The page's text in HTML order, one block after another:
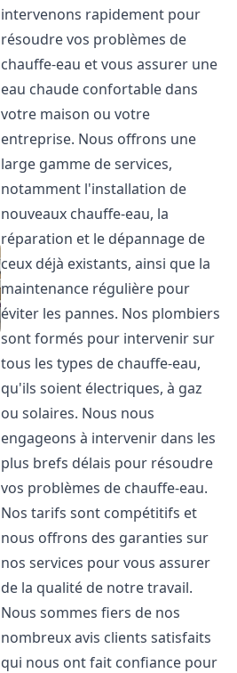
intervenons rapidement pour
résoudre vos problèmes de
chauffe-eau et vous assurer une
eau chaude confortable dans
votre maison ou votre
entreprise. Nous offrons une
large gamme de services,
notamment l'installation de
nouveaux chauffe-eau, la
réparation et le dépannage de
ceux déjà existants, ainsi que la
maintenance régulière pour
éviter les pannes. Nos plombiers
sont formés pour intervenir sur
tous les types de chauffe-eau,
qu'ils soient électriques, à gaz
ou solaires. Nous nous
engageons à intervenir dans les
plus brefs délais pour résoudre
vos problèmes de chauffe-eau.
Nos tarifs sont compétitifs et
nous offrons des garanties sur
nos services pour vous assurer
de la qualité de notre travail.
Nous sommes fiers de nos
nombreux avis clients satisfaits
qui nous ont fait confiance pour